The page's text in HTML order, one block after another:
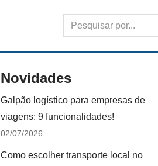
Novidades
Galpão logístico para empresas de
viagens: 9 funcionalidades!
02/07/2026
Como escolher transporte local no